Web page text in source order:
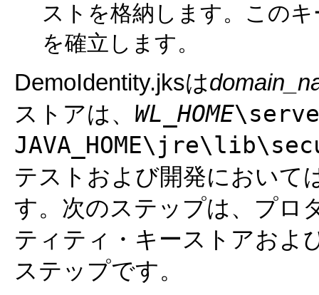
ストを格納します。この
を確立します。
DemoIdentity.jksは
ストアは、 WL_HOME
テストおよび開発において
す。次のステップは、プロ
ティティ・キーストアおよ
ステップです。